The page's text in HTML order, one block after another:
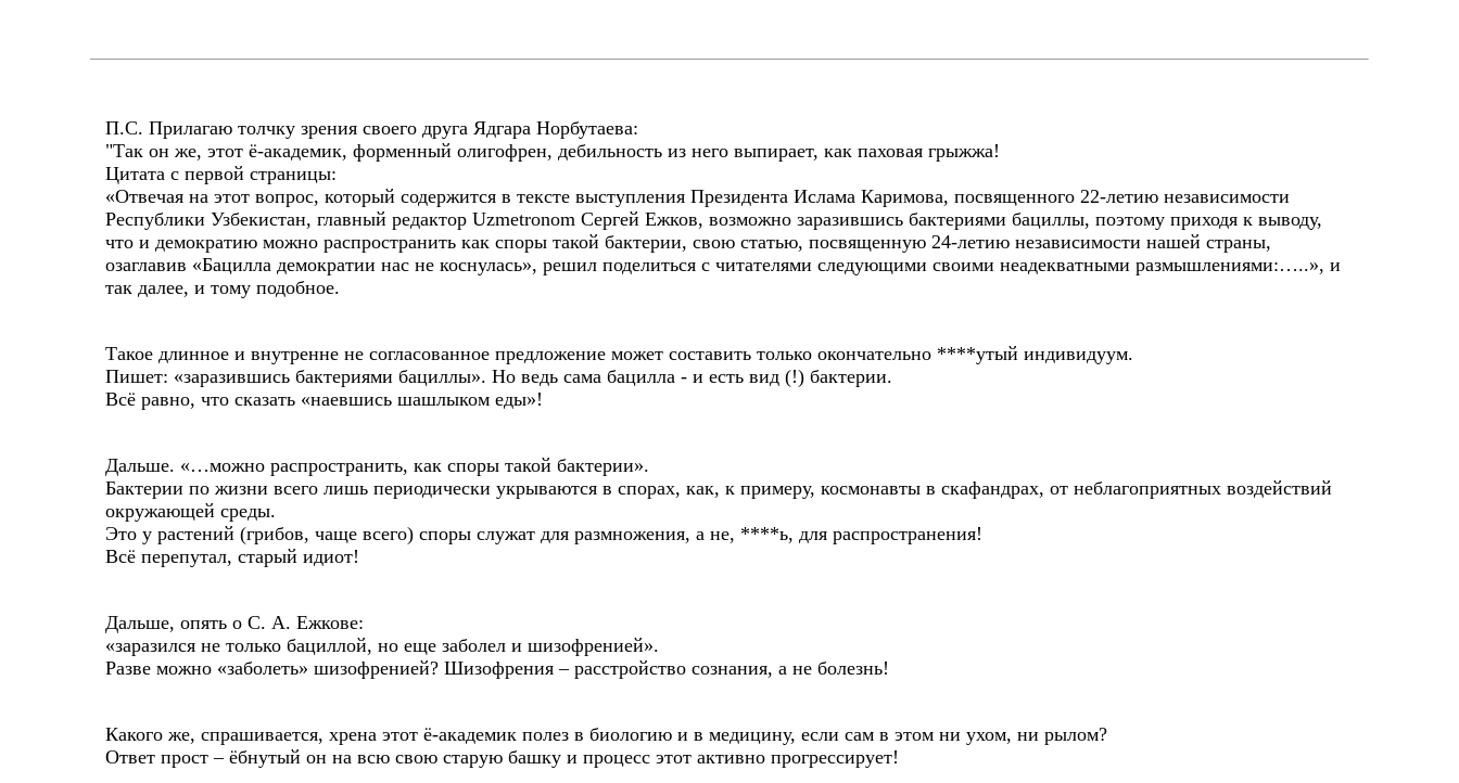
П.С. Прилагаю толчку зрения своего друга Ядгара Норбутаева:
"Так он же, этот ё-академик, форменный олигофрен, дебильность из него выпирает, как паховая грыжжа!
Цитата с первой страницы:
«Отвечая на этот вопрос, который содержится в тексте выступления Президента Ислама Каримова, посвященного 22-летию независимости
Республики Узбекистан, главный редактор Uzmetronom Сергей Ежков, возможно заразившись бактериями бациллы, поэтому приходя к выводу,
что и демократию можно распространить как споры такой бактерии, свою статью, посвященную 24-летию независимости нашей страны,
озаглавив «Бацилла демократии нас не коснулась», решил поделиться с читателями следующими своими неадекватными размышлениями:…..», и
так далее, и тому подобное.
Такое длинное и внутренне не согласованное предложение может составить только окончательно ****утый индивидуум.
Пишет: «заразившись бактериями бациллы». Но ведь сама бацилла - и есть вид (!) бактерии.
Всё равно, что сказать «наевшись шашлыком еды»!
Дальше. «…можно распространить, как споры такой бактерии».
Бактерии по жизни всего лишь периодически укрываются в спорах, как, к примеру, космонавты в скафандрах, от неблагоприятных воздействий
окружающей среды.
Это у растений (грибов, чаще всего) споры служат для размножения, а не, ****ь, для распространения!
Всё перепутал, старый идиот!
Дальше, опять о С. А. Ежкове:
«заразился не только бациллой, но еще заболел и шизофренией».
Разве можно «заболеть» шизофренией? Шизофрения – расстройство сознания, а не болезнь!
Какого же, спрашивается, хрена этот ё-академик полез в биологию и в медицину, если сам в этом ни ухом, ни рылом?
Ответ прост – ёбнутый он на всю свою старую башку и процесс этот активно прогрессирует!